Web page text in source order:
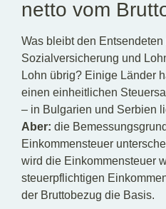
netto vom
Was bleibt den
Sozialversicherung und
Lohn übrig? Einige Länder
einen einheitlichen
– in Bulgarien und Serbien
Aber: die
Einkommensteuer
wird die Einkommensteuer
steuerpflichtigen
der Bruttobezug die Basis.